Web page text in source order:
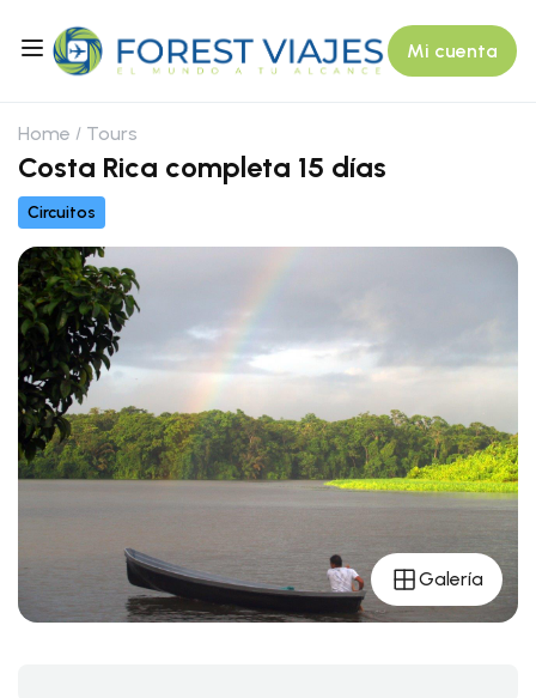
Mi cuenta
Home Tours
Costa Rica completa 15 días
Circuitos
Galería